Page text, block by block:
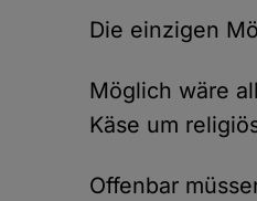
Die einzigen
Möglich wäre
Käse um
Offenbar